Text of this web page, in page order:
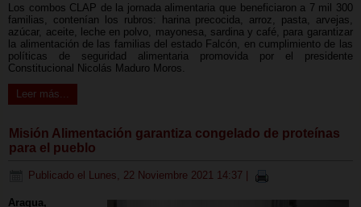
Los combos CLAP de la jornada alimentaria que beneficiaron a 7 mil 300
familias, contenían los rubros: harina precocida, arroz, pasta, arvejas,
azúcar, aceite, leche en polvo, mayonesa, sardina y café, para garantizar
la alimentación de las familias del estado Falcón, en cumplimiento de las
políticas de seguridad alimentaria promovida por el presidente
Constitucional Nicolás Maduro Moros.
Leer más...
Misión Alimentación garantiza congelado de proteínas
para el pueblo
Publicado el Lunes, 22 Noviembre 2021 14:37
Aragua,